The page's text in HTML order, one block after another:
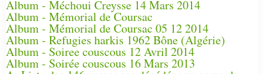
Album - Méchoui Creysse 14 Mars 2014
Album - Mémorial de Coursac
Album - Mémorial de Coursac 05 12 2014
Album - Refugies harkis 1962 Bône (Algérie)
Album - Soiree couscous 12 Avril 2014
Album - Soirée couscous 16 Mars 2013